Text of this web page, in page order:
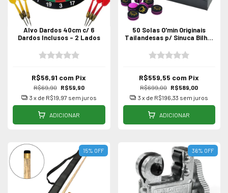
Alvo Dardos 40cm c/ 6
Dardos Inclusos - 2 Lados
R$69,90 R$59,90
R$56,91 com Pix
3 x de R$19,97 sem juros
ADICIONAR
50 Solas O'min Originais
Tailandesas p/ Sinuca Bilhar
R$699,00 R$589,00
R$559,55 com Pix
3 x de R$196,33 sem juros
ADICIONAR
15% OFF 36% OFF